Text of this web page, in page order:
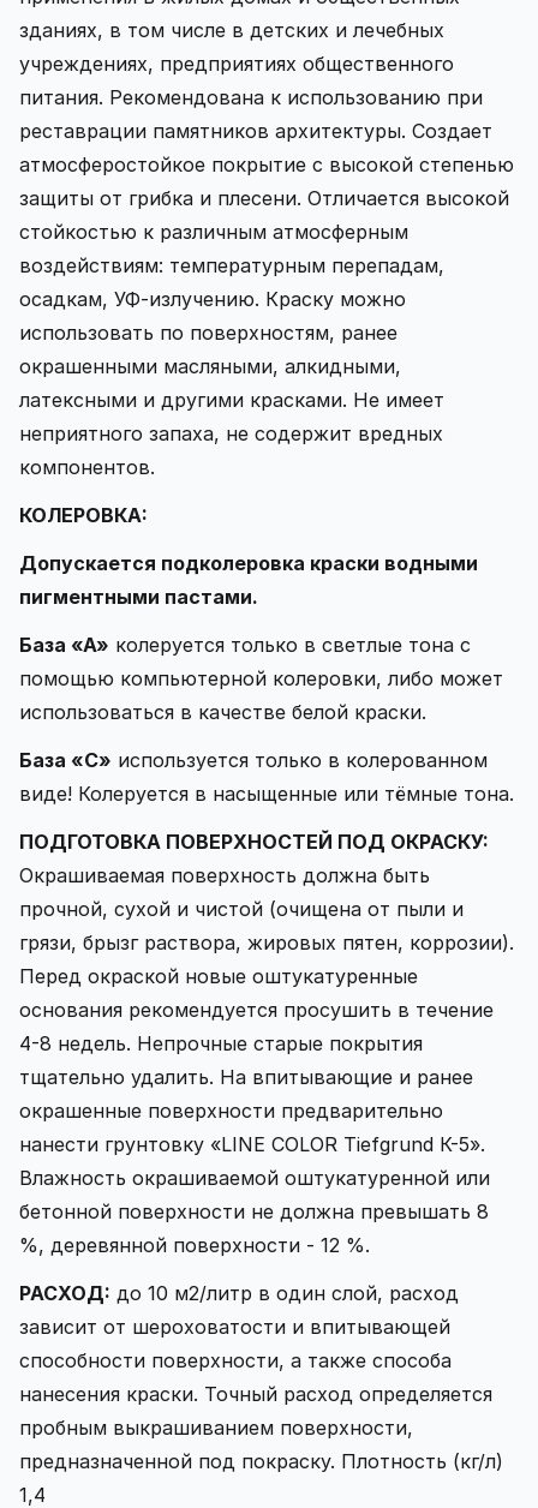
зданиях, в том числе в детских и лечебных
учреждениях, предприятиях общественного
питания. Рекомендована к использованию при
реставрации памятников архитектуры. Создает
атмосферостойкое покрытие с высокой степенью
защиты от грибка и плесени. Отличается высокой
стойкостью к различным атмосферным
воздействиям: температурным перепадам,
осадкам, УФ-излучению. Краску можно
использовать по поверхностям, ранее
окрашенными масляными, алкидными,
латексными и другими красками. Не имеет
неприятного запаха, не содержит вредных
компонентов.
КОЛЕРОВКА:
Допускается подколеровка краски водными
пигментными пастами.
База «А» колеруется только в светлые тона с
помощью компьютерной колеровки, либо может
использоваться в качестве белой краски.
База «С» используется только в колерованном
виде! Колеруется в насыщенные или тёмные тона.
ПОДГОТОВКА ПОВЕРХНОСТЕЙ ПОД ОКРАСКУ:
Окрашиваемая поверхность должна быть
прочной, сухой и чистой (очищена от пыли и
грязи, брызг раствора, жировых пятен, коррозии).
Перед окраской новые оштукатуренные
основания рекомендуется просушить в течение
4-8 недель. Непрочные старые покрытия
тщательно удалить. На впитывающие и ранее
окрашенные поверхности предварительно
нанести грунтовку «LINE COLOR Tiefgrund К-5».
Влажность окрашиваемой оштукатуренной или
бетонной поверхности не должна превышать 8
%, деревянной поверхности - 12 %.
РАСХОД: до 10 м2/литр в один слой, расход
зависит от шероховатости и впитывающей
способности поверхности, а также способа
нанесения краски. Точный расход определяется
пробным выкрашиванием поверхности,
предназначенной под покраску. Плотность (кг/л)
1,4